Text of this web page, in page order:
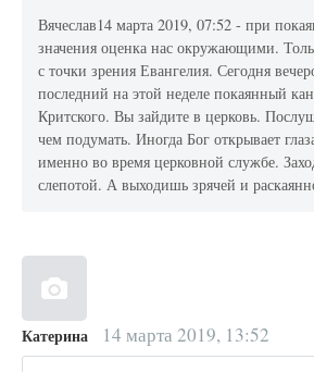
Вячеслав14 марта 2019, 07:52 - при
значения оценка нас окружающими.
с точки зрения Евангелия. Сегодня
последний на этой неделе покаянный
Критского. Вы зайдите в церковь.
чем подумать. Иногда Бог открывает
именно во время церковной службе.
слепотой. А выходишь зрячей и
Катерина 14 марта 2019, 13:52